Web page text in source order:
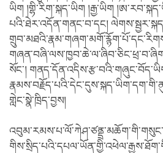
ཡིག །གྷི་རིག་སྐད་ཡིག །རྒྱ་ཡིག
པའི་ཐེར་འདོན་གནང་བ་དང།
སོང་།
གླེང་སྣེ་ཁྲིད་བྱས།